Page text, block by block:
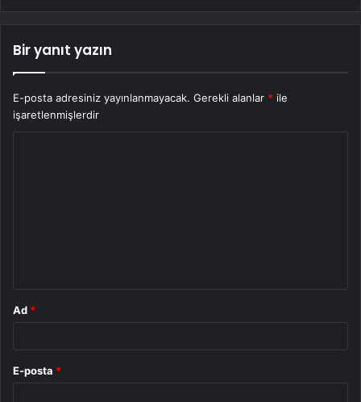
Bir yanıt yazın
E-posta adresiniz yayınlanmayacak. Gerekli alanlar * ile
işaretlenmişlerdir
Ad *
E-posta *